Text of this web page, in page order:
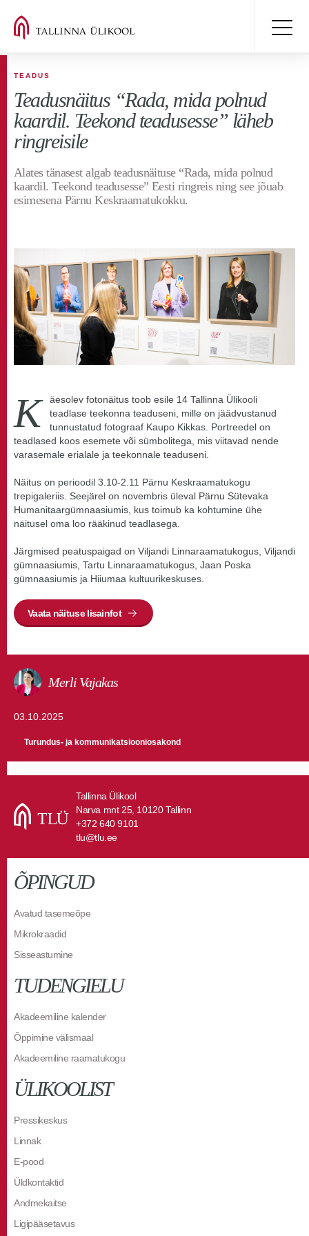
TEADUS
Teadusnäitus “Rada, mida polnud
kaardil. Teekond teadusesse” läheb
ringreisile
Alates tänasest algab teadusnäituse “Rada, mida polnud
kaardil. Teekond teadusesse” Eesti ringreis ning see jõuab
esimesena Pärnu Keskraamatukokku.
Merli Vajakas
03.10.2025
Turundus- ja kommunikatsiooniosakond
K
äesolev fotonäitus toob esile 14 Tallinna Ülikooli
teadlase teekonna teaduseni, mille on jäädvustanud
tunnustatud fotograaf Kaupo Kikkas. Portreedel on
teadlased koos esemete või sümbolitega, mis viitavad nende
varasemale erialale ja teekonnale teaduseni.
Näitus on perioodil 3.10-2.11 Pärnu Keskraamatukogu
trepigaleriis. Seejärel on novembris üleval Pärnu Sütevaka
Humanitaargümnaasiumis, kus toimub ka kohtumine ühe
näitusel oma loo rääkinud teadlasega.
Järgmised peatuspaigad on Viljandi Linnaraamatukogus, Viljandi
gümnaasiumis, Tartu Linnaraamatukogus, Jaan Poska
gümnaasiumis ja Hiiumaa kultuurikeskuses.
Vaata näituse lisainfot
Tallinna Ülikool
Narva mnt 25, 10120 Tallinn
+372 640 9101
tlu@tlu.ee
ÕPINGUD
Avatud tasemeõpe
Mikrokraadid
Sisseastumine
TUDENGIELU
Akadeemiline kalender
Õppimine välismaal
Akadeemiline raamatukogu
ÜLIKOOLIST
Pressikeskus
Linnak
E-pood
Üldkontaktid
Andmekaitse
Ligipääsetavus